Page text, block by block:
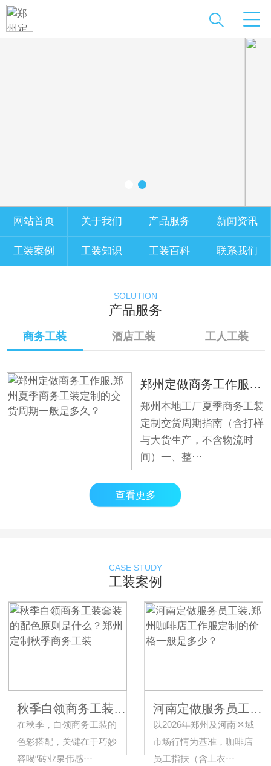
网站首页 关于我们 产品服务 新闻资讯
工装案例 工装知识 工装百科 联系我们
SOLUTION
产品服务
商务工装 酒店工装 工人工装
郑州定做商务工作服,郑州夏季商务工装定制的交货周期一般是多久？
郑州本地工厂夏季商务工装
定制交货周期指南（含打样
与大货生产，不含物流时
间）一、整···
查看更多
CASE STUDY
工装案例
秋季白领商务工装套装的配色原则是什么？郑州定制秋季商务工装
在秋季，白领商务工装的
色彩搭配，关键在于巧妙
容喝“砖业泉伟感···
河南定做服务员工装,郑州咖啡店工作服定制的价格一般是多少？
以2026年郑州及河南区域
市场行情为基准，咖啡店
员工指扶（含上衣···